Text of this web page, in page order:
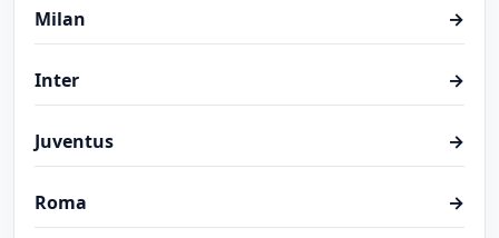
Milan →
Inter →
Juventus →
Roma →